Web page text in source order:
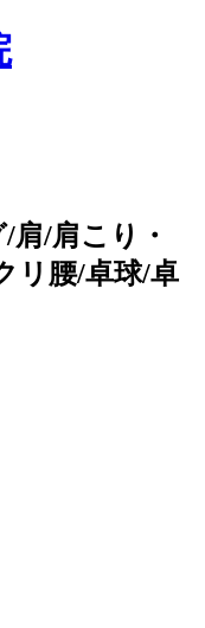
/肩こり・
リ腰/卓球/卓